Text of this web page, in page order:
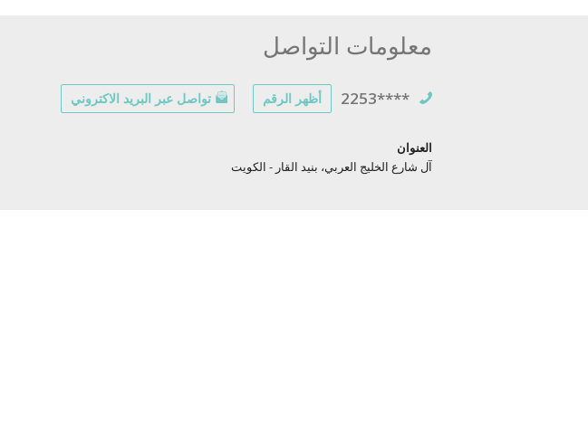
معلومات التواصل
2253**** أظهر الرقم تواصل عبر البريد الاكتروني
العنوان
آل شارع الخليج العربي، بنيد القار - الكويت